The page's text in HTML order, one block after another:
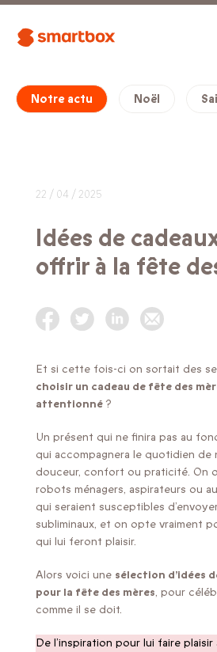
Notre actu Noël
22 / 04 / 2025
Idées de
offrir à la fête
Et si cette fois-ci on sortait des
choisir un cadeau de fête des
attentionné ?
Un présent qui ne finira pas au
qui accompagnera le quotidien de
douceur, confort ou praticité. On
robots ménagers, aspirateurs ou
qui seraient susceptibles
subliminaux, et on opte vraiment
qui lui feront plaisir.
Alors voici une sélection d’idées
pour la fête des mères, pour
comme il se doit.
De l’inspiration pour lui faire